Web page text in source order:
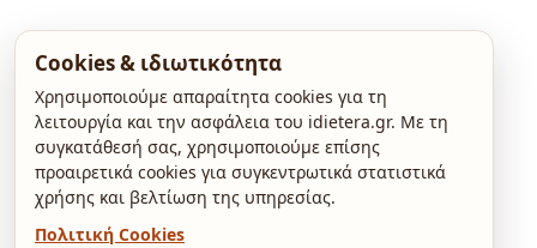
Cookies & ιδιωτικότητα
Χρησιμοποιούμε απαραίτητα cookies για τη
λειτουργία και την ασφάλεια του idietera.gr. Με τη
συγκατάθεσή σας, χρησιμοποιούμε επίσης
προαιρετικά cookies για συγκεντρωτικά στατιστικά
χρήσης και βελτίωση της υπηρεσίας.
Πολιτική Cookies